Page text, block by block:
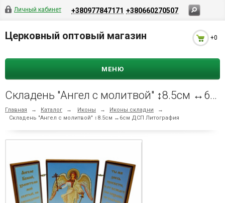
Личный кабинет +380977847171 +380660270507
Церковный оптовый магазин +0
МЕНЮ
Складень "Ангел с молитвой" ↕8.5см ↔6см ДСП Литография
Главная → Каталог → Иконы → Иконы складни
→
Складень "Ангел с молитвой" ↕8.5см ↔6см ДСП Литография